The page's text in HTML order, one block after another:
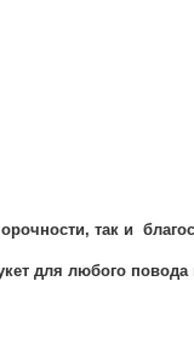
так и
для любого